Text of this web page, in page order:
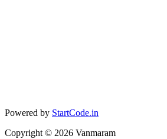
Powered by StartCode.in
Copyright © 2026 Vanmaram